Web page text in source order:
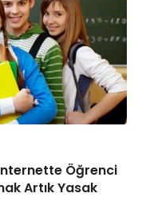
Öğrenci
Artık Yasak